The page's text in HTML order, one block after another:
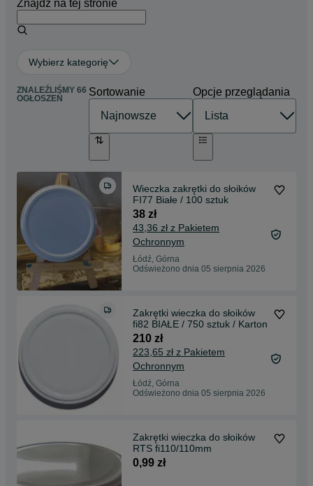
Znajdź na tej stronie
Wybierz kategorię
ZNALEŹLIŚMY 66
OGŁOSZEŃ
Sortowanie Opcje przeglądania
Wieczka zakrętki do słoików
FI77 Białe / 100 sztuk
38 zł
43,36 zł z Pakietem
Ochronnym
Łódź, Górna
Odświeżono dnia 05 sierpnia 2026
Zakrętki wieczka do słoików
fi82 BIAŁE / 750 sztuk / Karton
210 zł
223,65 zł z Pakietem
Ochronnym
Łódź, Górna
Odświeżono dnia 05 sierpnia 2026
Zakrętki wieczka do słoików
RTS fi110/110mm
0,99 zł